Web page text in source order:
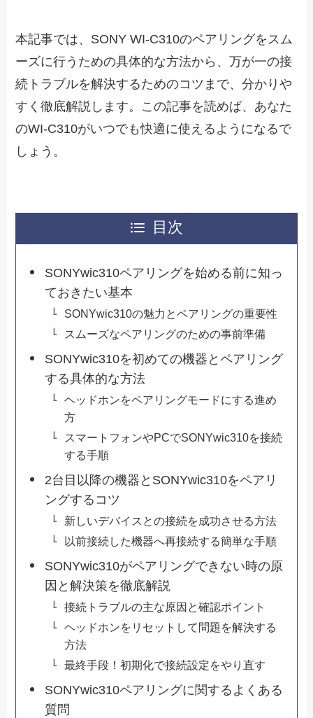
本記事では、SONY WI-C310のペアリングをスム
ーズに行うための具体的な方法から、万が一の接
続トラブルを解決するためのコツまで、分かりや
すく徹底解説します。この記事を読めば、あなた
のWI-C310がいつでも快適に使えるようになるで
しょう。
目次
SONYwic310ペアリングを始める前に知っ
ておきたい基本
SONYwic310の魅力とペアリングの重要性
スムーズなペアリングのための事前準備
SONYwic310を初めての機器とペアリング
する具体的な方法
ヘッドホンをペアリングモードにする進め
方
スマートフォンやPCでSONYwic310を接続
する手順
2台目以降の機器とSONYwic310をペアリ
ングするコツ
新しいデバイスとの接続を成功させる方法
以前接続した機器へ再接続する簡単な手順
SONYwic310がペアリングできない時の原
因と解決策を徹底解説
接続トラブルの主な原因と確認ポイント
ヘッドホンをリセットして問題を解決する
方法
最終手段！初期化で接続設定をやり直す
SONYwic310ペアリングに関するよくある
質問